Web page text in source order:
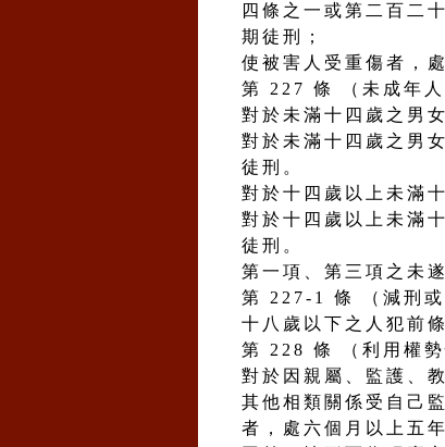
四條之一或第二百二
期徒刑；
使被害人受重傷者，
第 227 條 （未成年人
對於未滿十四歲之男
對於未滿十四歲之男
徒刑。
對於十四歲以上未滿
對於十四歲以上未滿
徒刑。
第一項、第三項之未
第 227-1 條 （減刑或
十八歲以下之人犯前
第 228 條 （利用權勢
對於因親屬、監護、
其他相類關係受自己
者，處六個月以上五